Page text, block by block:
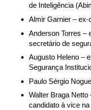
de Inteligência
Almir Garnier – ex-
Anderson Torres –
secretário de
Augusto Heleno –
Segurança
Paulo Sérgio
Walter Braga
candidato à vice